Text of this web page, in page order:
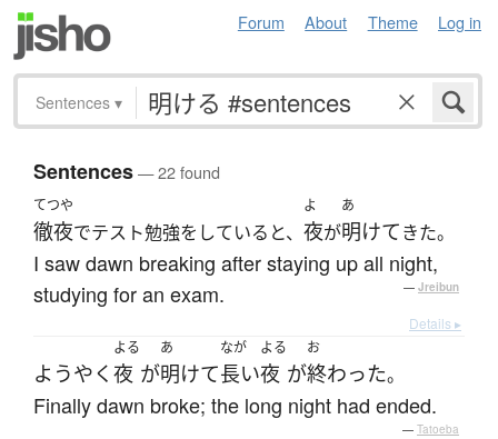
Forum About Theme Log in
Sentences ▾
Sentences— 22 found
てつや
徹夜でテスト勉強をしていると、
よ
夜が
あ
明けてきた。
I saw dawn breaking after staying up all night,
studying for an exam.
— Jreibun
Details ▸
ようやく
よる
夜 が
あ
明けて
なが
長い
よる
夜 が
お
終わった。
Finally dawn broke; the long night had ended.
— Tatoeba